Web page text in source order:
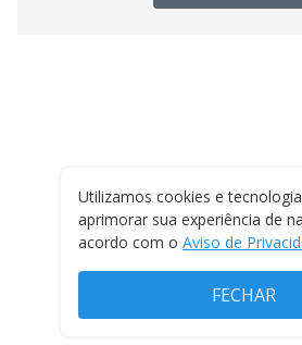
Utilizamos cookies e
aprimorar sua experiência de
acordo com o Aviso de
FECHAR